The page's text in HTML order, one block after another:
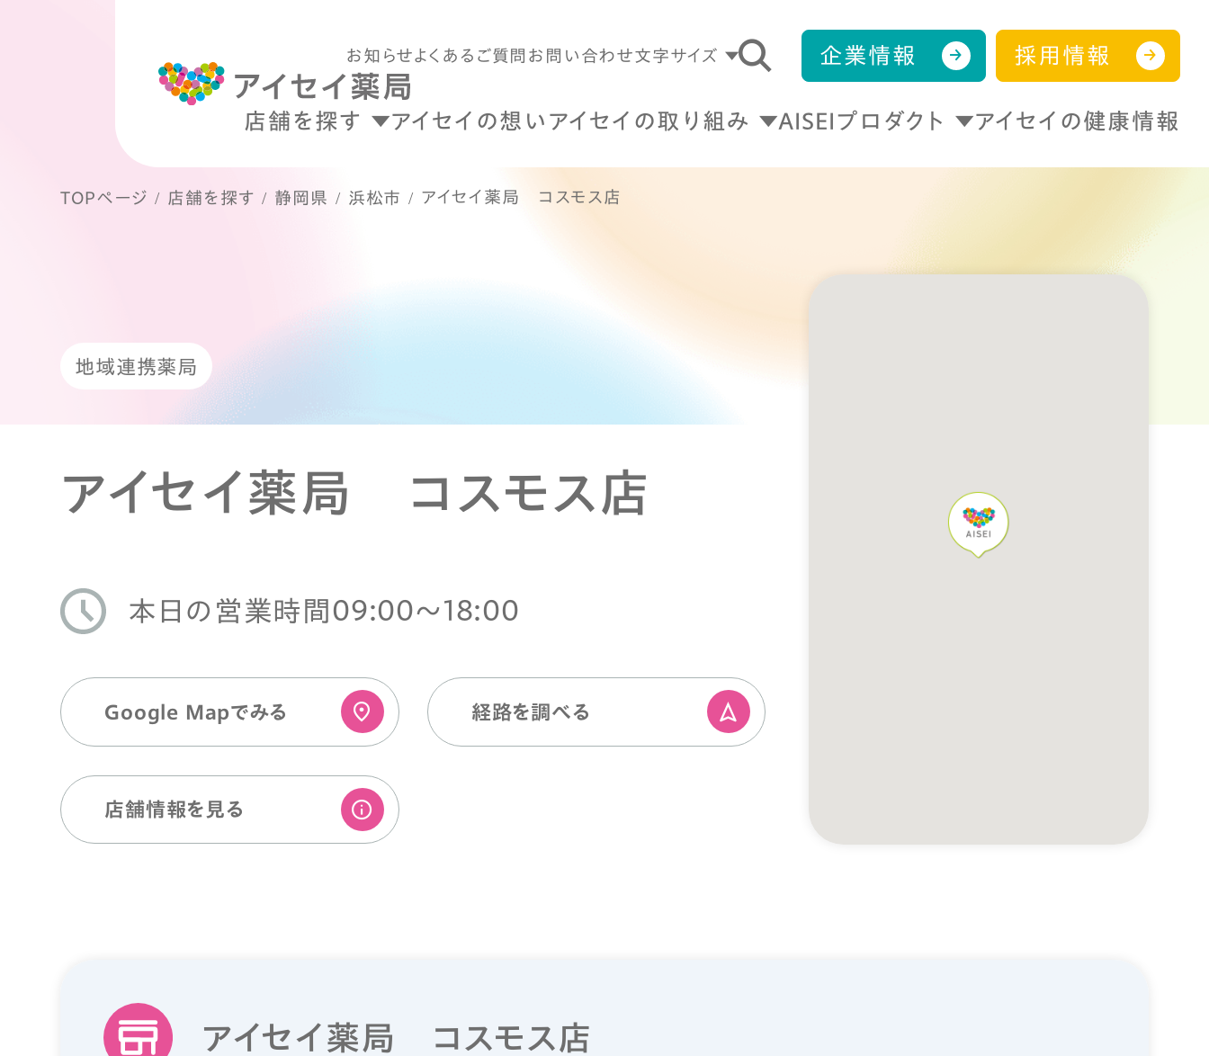
お知らせよくあるご質問 お問い合わせ文字サイズ 企業情報 採用情報
店舗を探す アイセイの想い アイセイの取り組み AISEIプロダクト アイセイの健康情報
TOPページ 店舗を探す 静岡県 浜松市 アイセイ薬局 コスモス店
地域連携薬局
アイセイ薬局 コスモス店
本日の営業時間 09:00〜18:00
Google Mapでみる 経路を調べる
店舗情報を⾒る
アイセイ薬局 コスモス店